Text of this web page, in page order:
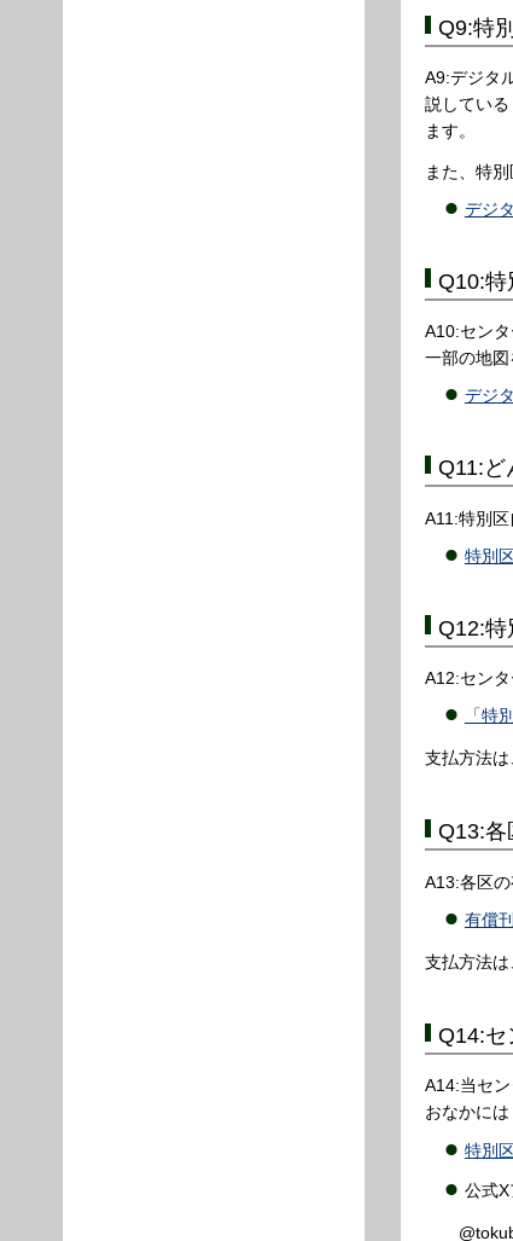
Q9:特
A9:デジタ
説してい
ます。
また、特
デジ
Q10:特
A10:セン
一部の地図
デジ
Q11:ど
A11:特別
特別
Q12:特
A12:セン
「特
支払方法は
Q13:各
A13:各区の
有償
支払方法は
Q14:セ
A14:当セ
おなかに
特別
公式X